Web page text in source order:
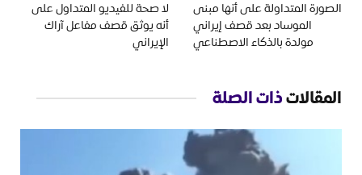
الصورة المتداولة على أنها مبنى
الموساد بعد قصف إيراني
مولدة بالذكاء الاصطناعي
لا صحة للفيديو المتداول على
أنه يوثق قصف مفاعل آراك
الإيراني
المقالاتذات الصلة